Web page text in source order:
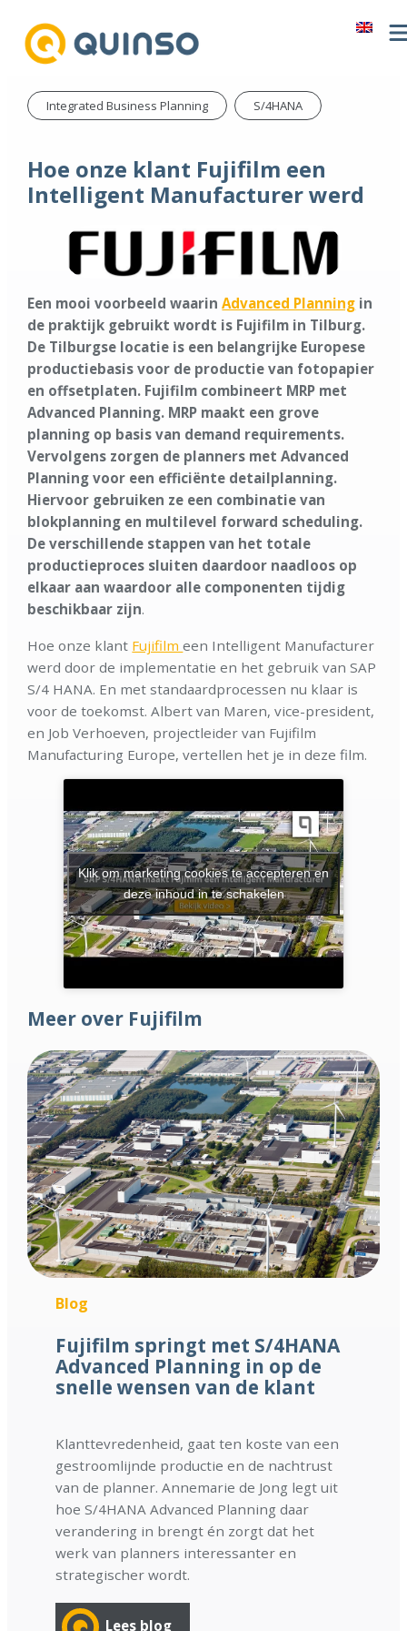
Integrated Business Planning S/4HANA
Hoe onze klant Fujifilm een
Intelligent Manufacturer werd
Een mooi voorbeeld waarinAdvanced Planning in
de praktijk gebruikt wordt is Fujifilm in Tilburg.
De Tilburgse locatie is een belangrijke Europese
productiebasis voor de productie van fotopapier
en offsetplaten. Fujifilm combineert MRP met
Advanced Planning. MRP maakt een grove
planning op basis van demand requirements.
Vervolgens zorgen de planners met Advanced
Planning voor een efficiënte detailplanning.
Hiervoor gebruiken ze een combinatie van
blokplanning en multilevel forward scheduling.
De verschillende stappen van het totale
productieproces sluiten daardoor naadloos op
elkaar aan waardoor alle componenten tijdig
beschikbaar zijn.
Hoe onze klant Fujifilmeen Intelligent Manufacturer
werd door de implementatie en het gebruik van SAP
S/4 HANA. En met standaardprocessen nu klaar is
voor de toekomst. Albert van Maren, vice-president,
en Job Verhoeven, projectleider van Fujifilm
Manufacturing Europe, vertellen het je in deze film.
Klik om marketing cookies te accepteren en
deze inhoud in te schakelen
Meer over Fujifilm
Blog
Fujifilm springt met S/4HANA
Advanced Planning in op de
snelle wensen van de klant
Klanttevredenheid, gaat ten koste van een
gestroomlijnde productie en de nachtrust
van de planner. Annemarie de Jong legt uit
hoe S/4HANA Advanced Planning daar
verandering in brengt én zorgt dat het
werk van planners interessanter en
strategischer wordt.
Lees blog